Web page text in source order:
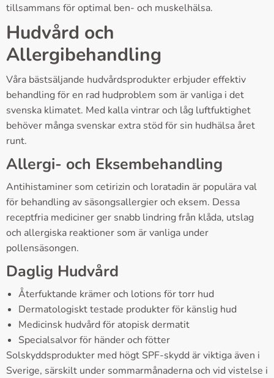
tillsammans för optimal ben- och muskelhälsa.
Hudvård och
Allergibehandling
Våra bästsäljande hudvårdsprodukter erbjuder effektiv
behandling för en rad hudproblem som är vanliga i det
svenska klimatet. Med kalla vintrar och låg luftfuktighet
behöver många svenskar extra stöd för sin hudhälsa året
runt.
Allergi- och Eksembehandling
Antihistaminer som cetirizin och loratadin är populära val
för behandling av säsongsallergier och eksem. Dessa
receptfria mediciner ger snabb lindring från klåda, utslag
och allergiska reaktioner som är vanliga under
pollensäsongen.
Daglig Hudvård
Återfuktande krämer och lotions för torr hud
Dermatologiskt testade produkter för känslig hud
Medicinsk hudvård för atopisk dermatit
Specialsalvor för händer och fötter
Solskyddsprodukter med högt SPF-skydd är viktiga även i
Sverige, särskilt under sommarmånaderna och vid vistelse i